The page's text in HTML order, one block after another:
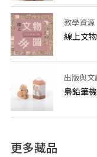
教學資源
線上文
出版與文
梟鉛筆機
更多藏品